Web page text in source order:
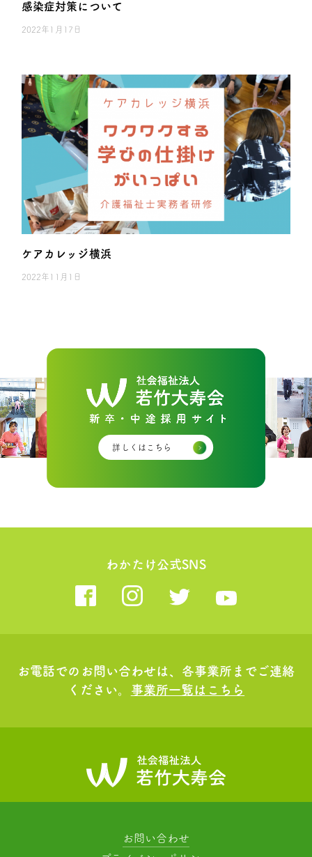
感染症対策について
2022年1月17日
ケアカレッジ横浜
2022年11月1日
詳しくはこちら
わかたけ公式SNS
お電話でのお問い合わせは、各事業所までご連絡
ください。 事業所一覧はこちら
お問い合わせ